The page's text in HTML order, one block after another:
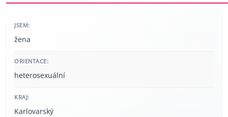
JSEM:
žena
ORIENTACE:
heterosexuální
KRAJ:
Karlovarský